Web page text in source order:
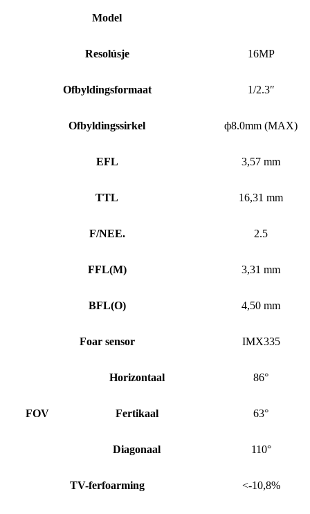
Model
Resolúsje 16MP
Ofbyldingsformaat 1/2.3″
Ofbyldingssirkel ф8.0mm (MAX)
EFL 3,57 mm
TTL 16,31 mm
F/NEE. 2.5
FFL(M) 3,31 mm
BFL(O) 4,50 mm
Foar sensor IMX335
FOV
Horizontaal 86°
Fertikaal 63°
Diagonaal 110°
TV-ferfoarming <-10,8%